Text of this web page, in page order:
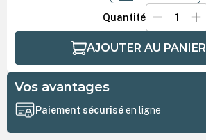
Quantité
AJOUTER AU PANIER
Vos avantages
Paiement sécuriséen ligne